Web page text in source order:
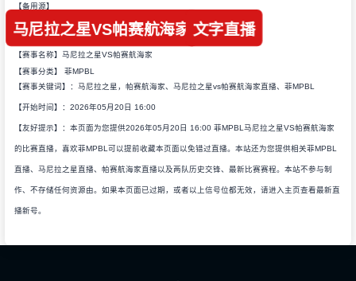
【备用源】
马尼拉之星VS帕赛航海家 文字直播
【赛事名称】马尼拉之星VS帕赛航海家
【赛事分类】 菲MPBL
【赛事关键词】：马尼拉之星，帕赛航海家、马尼拉之星vs帕赛航海家直播、菲MPBL
【开始时间】：2026年05月20日 16:00
【友好提示】：本页面为您提供2026年05月20日 16:00 菲MPBL马尼拉之星VS帕赛航海家
的比赛直播，喜欢菲MPBL可以提前收藏本页面以免错过直播。本站还为您提供相关菲MPBL
直播、马尼拉之星直播、帕赛航海家直播以及两队历史交锋、最新比赛赛程。本站不参与制
作、不存储任何资源由。如果本页面已过期，或者以上信号位都无效，请进入主页查看最新直
播新号。